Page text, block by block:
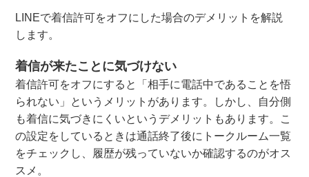
LINEで着信許可をオフにした場合のデメリットを解説
します。
着信が来たことに気づけない
着信許可をオフにすると「相手に電話中であることを悟
られない」というメリットがあります。しかし、自分側
も着信に気づきにくいというデメリットもあります。こ
の設定をしているときは通話終了後にトークルーム一覧
をチェックし、履歴が残っていないか確認するのがオス
スメ。